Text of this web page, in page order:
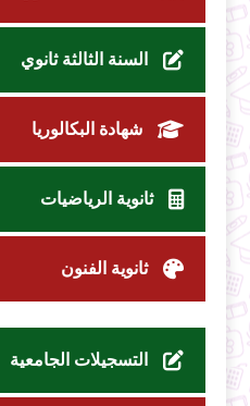
السنة الثالثة ثانوي
شهادة البكالوريا
ثانوية الرياضيات
ثانوية الفنون
التسجيلات الجامعية